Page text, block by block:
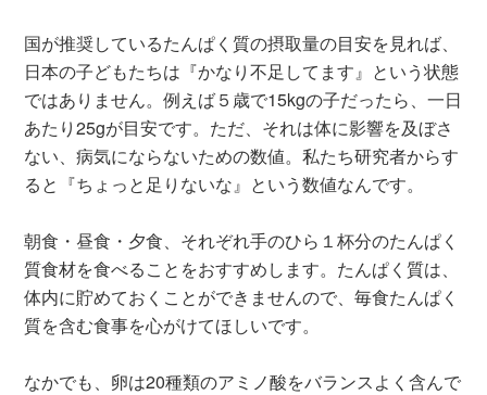
国が推奨しているたんぱく質の摂取量の目安を見れば、
日本の子どもたちは『かなり不足してます』という状態
ではありません。例えば５歳で15kgの子だったら、一日
あたり25gが目安です。ただ、それは体に影響を及ぼさ
ない、病気にならないための数値。私たち研究者からす
ると『ちょっと足りないな』という数値なんです。
朝食・昼食・夕食、それぞれ手のひら１杯分のたんぱく
質食材を食べることをおすすめします。たんぱく質は、
体内に貯めておくことができませんので、毎食たんぱく
質を含む食事を心がけてほしいです。
なかでも、卵は20種類のアミノ酸をバランスよく含んで